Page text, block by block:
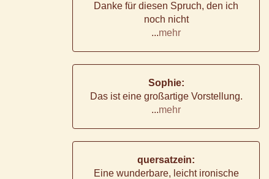
Danke für diesen Spruch, den ich
noch nicht
...mehr
Sophie:
Das ist eine großartige Vorstellung.
...mehr
quersatzein:
Eine wunderbare, leicht ironische